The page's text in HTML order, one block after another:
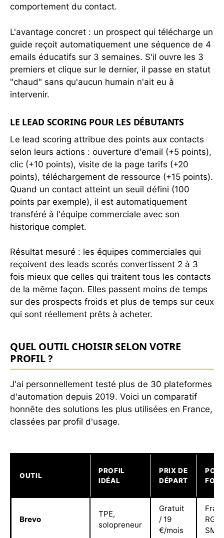
comportement du contact.
L'avantage concret : un prospect qui télécharge un
guide reçoit automatiquement une séquence de 4
emails éducatifs sur 3 semaines. S'il ouvre les 3
premiers et clique sur le dernier, il passe en statut
"chaud" sans qu'aucun humain n'ait eu à
intervenir.
LE LEAD SCORING POUR LES DÉBUTANTS
Le lead scoring attribue des points aux contacts
selon leurs actions : ouverture d'email (+5 points),
clic (+10 points), visite de la page tarifs (+20
points), téléchargement de ressource (+15 points).
Quand un contact atteint un seuil défini (100
points par exemple), il est automatiquement
transféré à l'équipe commerciale avec son
historique complet.
Résultat mesuré : les équipes commerciales qui
reçoivent des leads scorés convertissent 2 à 3
fois mieux que celles qui traitent tous les contacts
de la même façon. Elles passent moins de temps
sur des prospects froids et plus de temps sur ceux
qui sont réellement prêts à acheter.
QUEL OUTIL CHOISIR SELON VOTRE
PROFIL ?
J'ai personnellement testé plus de 30 plateformes
d'automation depuis 2019. Voici un comparatif
honnête des solutions les plus utilisées en France,
classées par profil d'usage.
OUTIL
PROFIL
IDÉAL
PRIX DE
DÉPART
Brevo
TPE,
solopreneur
Gratuit
/ 19
€/mois